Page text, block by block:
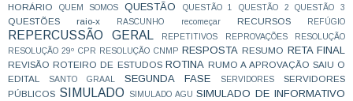
HORÁRIO
QUEM SOMOS QUESTÃO QUESTÃO 1 QUESTÃO 2 QUESTÃO 3
QUESTÕES raio-x RASCUNHO recomeçar RECURSOS REFÚGIO
REPERCUSSÃO GERAL REPETITIVOS REPROVAÇÕES
RESOLUÇÃO
RESOLUÇÃO 29º CPR
RESOLUÇÃO CNMP RESPOSTA RESUMO RETA FINAL
REVISÃO ROTEIRO DE ESTUDOS ROTINA RUMO A APROVAÇÃO SAIU O
EDITAL
SANTO GRAAL SEGUNDA FASE SERVIDORES
SERVIDORES
PÚBLICOS SIMULADO SIMULADO AGU SIMULADO DE INFORMATIVO